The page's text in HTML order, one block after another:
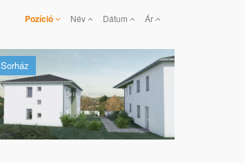
Pozíció Név Dátum Ár
Sorház